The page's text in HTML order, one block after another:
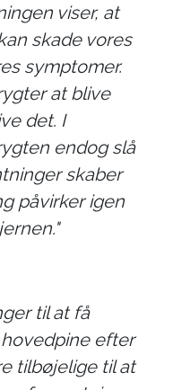
viser, at
skade vores
symptomer.
at blive
det. I
endog slå
skaber
påvirker igen
til at få
efter
tilbøjelige til at